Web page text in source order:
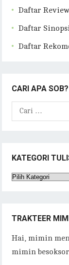
Daftar
Daftar
Daftar
CARI APA
Cari
KATEGORI
Kategori
TRAKTEER
Hai, mimin
mimin